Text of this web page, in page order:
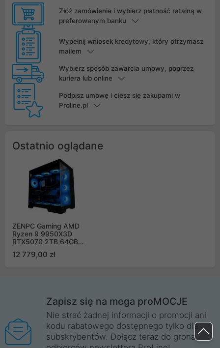
Złóż zamówienie i wybierz płatność ratalną w
preferowanym banku
Wypełnij wniosek kredytowy, który otrzymasz
mailem
Wybierz sposób zawarcia umowy, poprzez
kuriera lub online
Podpisz umowę i ciesz się zakupami w
Proline.pl
Ostatnio oglądane
ZENPC Gaming AMD
Ryzen 9 9950X3D
RTX5070 2TB 64GB
12 779,00 zł
Zapisz się na mega proMOCJE
Nie strać żadnej informacji o promocji ani
kodu rabatowego dostępnego tylko dla
subskrybentów. Dołącz teraz do grona